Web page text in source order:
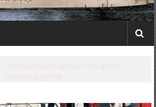
Dron saldırısına uğrayan Türk gemisi,
Samsun’a getirildi!